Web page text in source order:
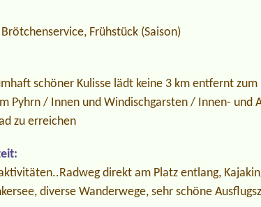
Frühstück (Saison)
schöner Kulisse lädt keine 3 km entfernt
Pyhrn / Innen und Windischgarsten / Innen- und
zu erreichen
direkt am Platz entlang,
diverse Wanderwege, sehr schöne